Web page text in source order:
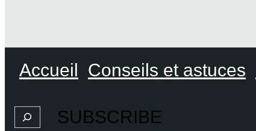
Accueil Conseils et astuces
SearchSUBSCRIBE